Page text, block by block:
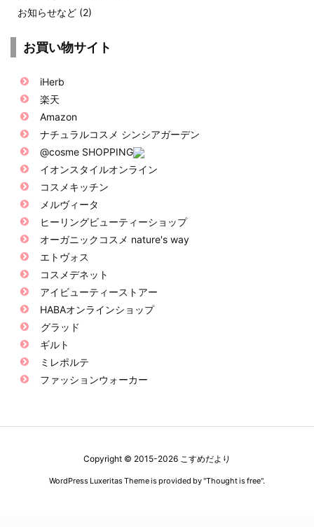
お知らせなど (2)
お買い物サイト
iHerb
楽天
Amazon
ナチュラルコスメ シンシアガーデン
@cosme SHOPPING
イオンスタイルオンライン
コスメキッチン
メルヴィータ
ヒーリングビューティーショップ
オーガニックコスメ nature's way
エトヴォス
コスメデネット
アイビューティーストアー
HABAオンラインショップ
グラッド
ギルト
ミレポルテ
ファッションウォーカー
Copyright © 2015-2026 こすめだより
WordPress Luxeritas Theme is provided by "Thought is free".